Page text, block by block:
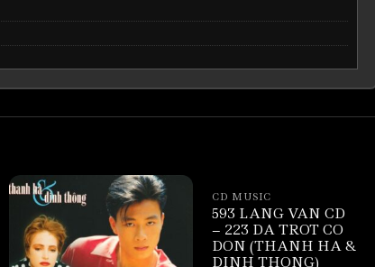
CD MUSIC
593 LANG VAN CD
– 223 DA TROT CO
DON (THANH HA &
DINH THONG)